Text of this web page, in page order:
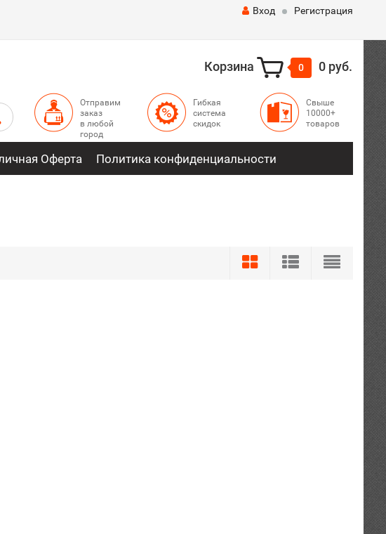
Вход Регистрация
Корзина 0 0 руб.
Отправим
заказ
в любой
город
Гибкая
система
скидок
Свыше
10000+
товаров
Оферта Политика конфиденциальности